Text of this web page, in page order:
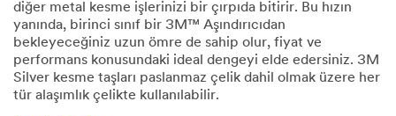
diğer metal kesme işlerinizi bir çırpıda bitirir. Bu hızın
yanında, birinci sınıf bir 3M™ Aşındırıcıdan
bekleyeceğiniz uzun ömre de sahip olur, fiyat ve
performans konusundaki ideal dengeyi elde edersiniz. 3M
Silver kesme taşları paslanmaz çelik dahil olmak üzere her
tür alaşımlık çelikte kullanılabilir.